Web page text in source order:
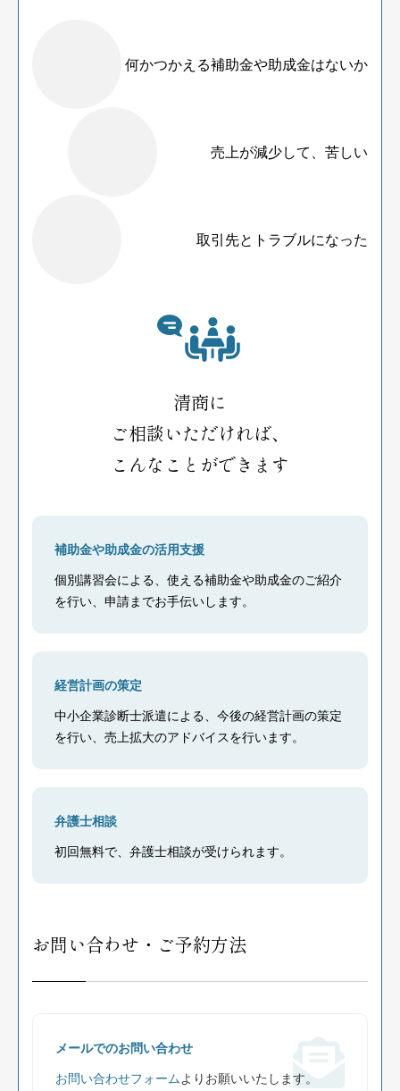
何かつかえる補助金や助成金はないか
売上が減少して、苦しい
取引先とトラブルになった
清商に
ご相談いただければ、
こんなことができます
補助金や助成金の活用支援
個別講習会による、使える補助金や助成金のご紹介
を行い、申請までお手伝いします。
経営計画の策定
中小企業診断士派遣による、今後の経営計画の策定
を行い、売上拡大のアドバイスを行います。
弁護士相談
初回無料で、弁護士相談が受けられます。
お問い合わせ・ご予約方法
メールでのお問い合わせ
お問い合わせフォーム よりお願いいたします。